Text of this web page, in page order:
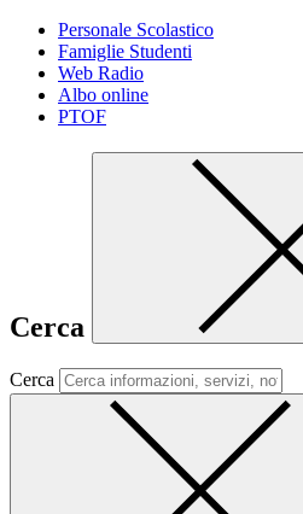
Personale Scolastico
Famiglie Studenti
Web Radio
Albo online
PTOF
Cerca
Cerca